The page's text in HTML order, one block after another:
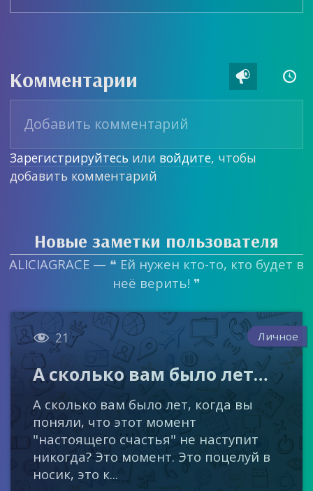
Комментарии  
Зарегистрируйтесь или войдите, чтобы
добавить комментарий
Новые заметки пользователя
ALICIAGRACE — ❝ Ей нужен кто-то, кто будет в
неё верить! ❞
 21 Личное
А сколько вам было лет…
А сколько вам было лет, когда вы
поняли, что этот момент
"настоящего счастья" не наступит
никогда? Это момент. Это поцелуй в
носик, это к...